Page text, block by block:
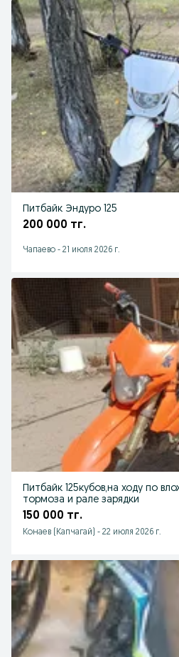
Питбайк Эндуро 125
200 000 тг.
Чапаево - 21 июля 2026 г.
Питбайк 125кубов,на ходу по
тормоза и рале зарядки
150 000 тг.
Конаев (Капчагай) - 22 июля 2026 г.